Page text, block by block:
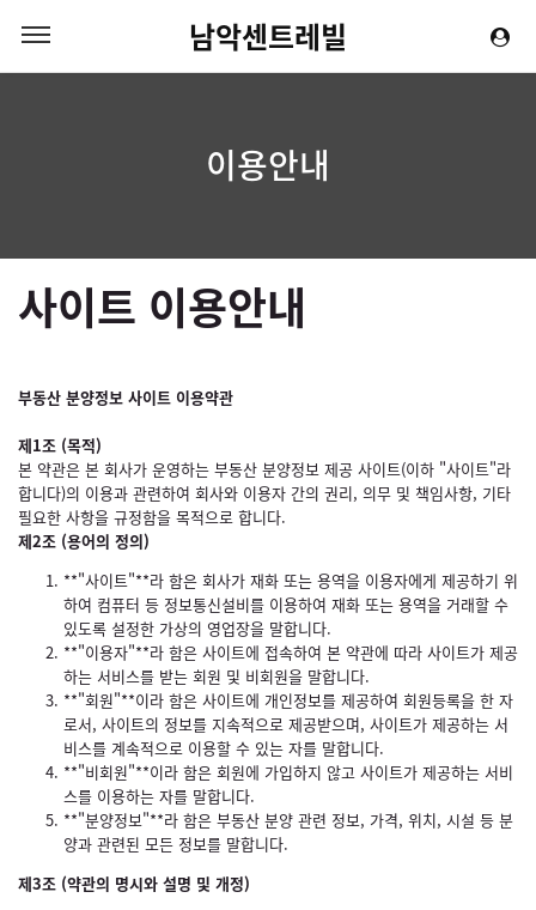
남악센트레빌
이용안내
사이트 이용안내
부동산 분양정보 사이트 이용약관
제1조 (목적)
본 약관은 본 회사가 운영하는 부동산 분양정보 제공 사이트(이하 "사이트"라
합니다)의 이용과 관련하여 회사와 이용자 간의 권리, 의무 및 책임사항, 기타
필요한 사항을 규정함을 목적으로 합니다.
제2조 (용어의 정의)
**"사이트"**라 함은 회사가 재화 또는 용역을 이용자에게 제공하기 위
하여 컴퓨터 등 정보통신설비를 이용하여 재화 또는 용역을 거래할 수
있도록 설정한 가상의 영업장을 말합니다.
**"이용자"**라 함은 사이트에 접속하여 본 약관에 따라 사이트가 제공
하는 서비스를 받는 회원 및 비회원을 말합니다.
**"회원"**이라 함은 사이트에 개인정보를 제공하여 회원등록을 한 자
로서, 사이트의 정보를 지속적으로 제공받으며, 사이트가 제공하는 서
비스를 계속적으로 이용할 수 있는 자를 말합니다.
**"비회원"**이라 함은 회원에 가입하지 않고 사이트가 제공하는 서비
스를 이용하는 자를 말합니다.
**"분양정보"**라 함은 부동산 분양 관련 정보, 가격, 위치, 시설 등 분
양과 관련된 모든 정보를 말합니다.
제3조 (약관의 명시와 설명 및 개정)